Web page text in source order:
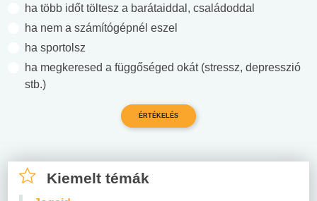
ha több időt töltesz a barátaiddal, családoddal
ha nem a számítógépnél eszel
ha sportolsz
ha megkeresed a függőséged okát (stressz, depresszió
stb.)
Kiemelt témák